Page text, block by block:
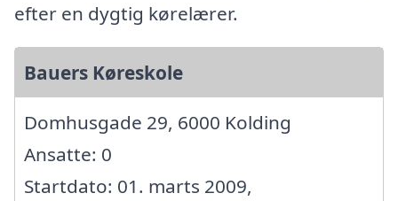
efter en dygtig kørelærer.
Bauers Køreskole
Domhusgade 29, 6000 Kolding
Ansatte: 0
Startdato: 01. marts 2009,